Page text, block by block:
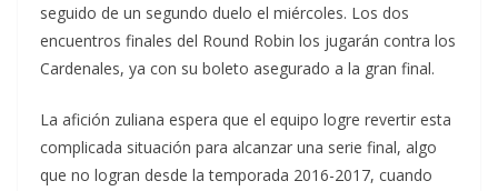
seguido de un segundo duelo el miércoles. Los dos
encuentros finales del Round Robin los jugarán contra los
Cardenales, ya con su boleto asegurado a la gran final.
La afición zuliana espera que el equipo logre revertir esta
complicada situación para alcanzar una serie final, algo
que no logran desde la temporada 2016-2017, cuando